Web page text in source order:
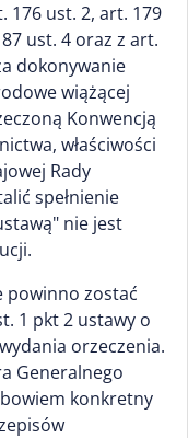
176 ust. 2, art. 179
ust. 4 oraz z art.
dokonywanie
wiążącej
Konwencją
właściwości
Rady
spełnienie
nie jest
powinno zostać
1 pkt 2 ustawy o
orzeczenia.
Generalnego
konkretny